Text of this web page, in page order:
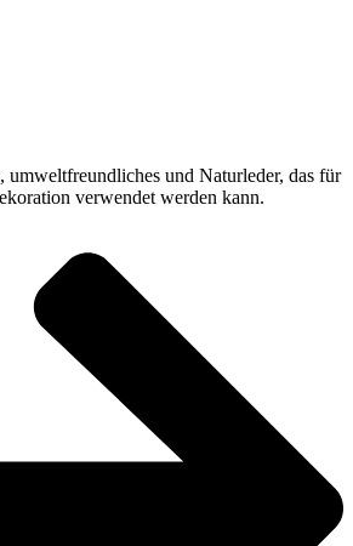
umweltfreundliches und Naturleder, das für
verwendet werden kann.